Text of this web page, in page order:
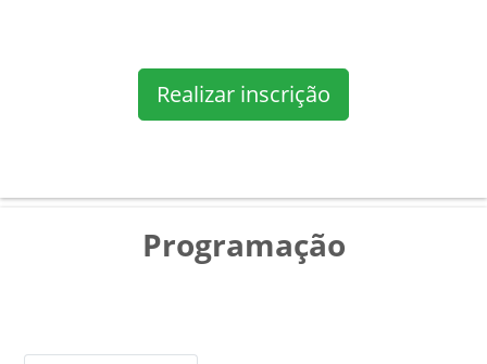
Realizar inscrição
Programação